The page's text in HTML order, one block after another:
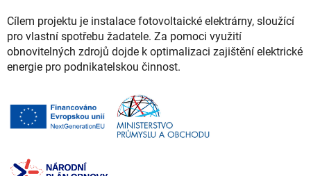
Cílem projektu je instalace fotovoltaické elektrárny, sloužící
pro vlastní spotřebu žadatele. Za pomoci využití
obnovitelných zdrojů dojde k optimalizaci zajištění elektrické
energie pro podnikatelskou činnost.